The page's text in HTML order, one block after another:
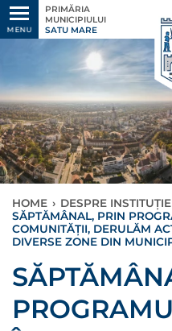
MENU
PRIMĂRIA
MUNICIPIULUI
SATU MARE
HOME › DESPRE INSTITUȚIE
SĂPTĂMÂNAL, PRIN
COMUNITĂȚII, DERULĂM
DIVERSE ZONE DIN